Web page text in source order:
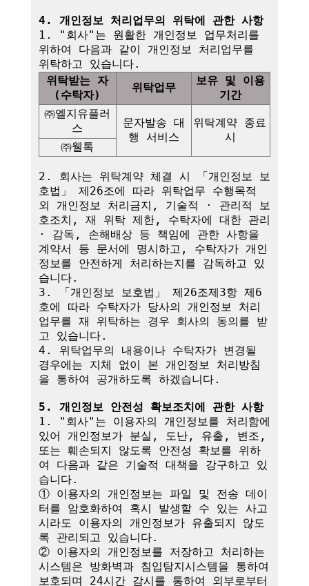
4. 개인정보 처리업무의 위탁에 관한 사항
1. "회사"는 원활한 개인정보 업무처리를
위하여 다음과 같이 개인정보 처리업무를
위탁받는 자
(수탁자)
위탁업무
보유 및 이용
기간
㈜엘지유플러
스
문자발송 대
행 서비스
위탁계약 종료
시
㈜웰톡
2. 회사는 위탁계약 체결 시 「개인정보 보
호법」 제26조에 따라 위탁업무 수행목적
외 개인정보 처리금지, 기술적 · 관리적 보
호조치, 재 위탁 제한, 수탁자에 대한 관리
· 감독, 손해배상 등 책임에 관한 사항을
계약서 등 문서에 명시하고, 수탁자가 개인
정보를 안전하게 처리하는지를 감독하고 있
습니다.
3. 「개인정보 보호법」 제26조제3항 제6
호에 따라 수탁자가 당사의 개인정보 처리
업무를 재 위탁하는 경우 회사의 동의를 받
고 있습니다.
4. 위탁업무의 내용이나 수탁자가 변경될
경우에는 지체 없이 본 개인정보 처리방침
을 통하여 공개하도록 하겠습니다.
5. 개인정보 안전성 확보조치에 관한 사항
1. "회사"는 이용자의 개인정보를 처리함에
있어 개인정보가 분실, 도난, 유출, 변조,
또는 훼손되지 않도록 안전성 확보를 위하
여 다음과 같은 기술적 대책을 강구하고 있
습니다.
① 이용자의 개인정보는 파일 및 전송 데이
터를 암호화하여 혹시 발생할 수 있는 사고
시라도 이용자의 개인정보가 유출되지 않도
록 관리되고 있습니다.
② 이용자의 개인정보를 저장하고 처리하는
시스템은 방화벽과 침입탐지시스템을 통하여
보호되며 24시간 감시를 통하여 외부로부터